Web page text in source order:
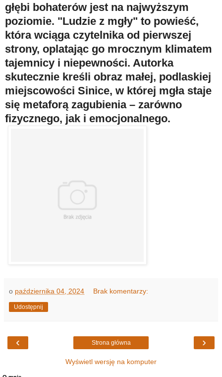
głębi bohaterów jest na najwyższym
poziomie. "Ludzie z mgły" to powieść,
która wciąga czytelnika od pierwszej
strony, oplatając go mrocznym klimatem
tajemnicy i niepewności. Autorka
skutecznie kreśli obraz małej, podlaskiej
miejscowości Sinice, w której mgła staje
się metaforą zagubienia – zarówno
fizycznego, jak i emocjonalnego.
o października 04, 2024 Brak komentarzy:
Udostępnij
‹ ›
Strona główna
Wyświetl wersję na komputer